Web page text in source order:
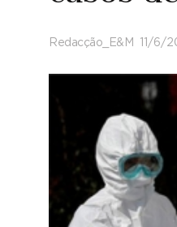
Redacção_E&M 11/6/